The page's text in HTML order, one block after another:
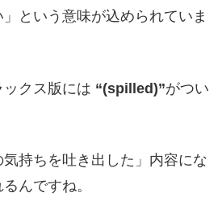
」という意味が込められていま
クス版には “(spilled)”がつい
持ちを吐き出した」内容にな
んですね。